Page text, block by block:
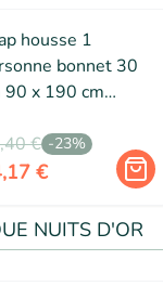
housse 1
bonnet 30
90 x 190 cm
€ -23%
€
NUITS D'OR